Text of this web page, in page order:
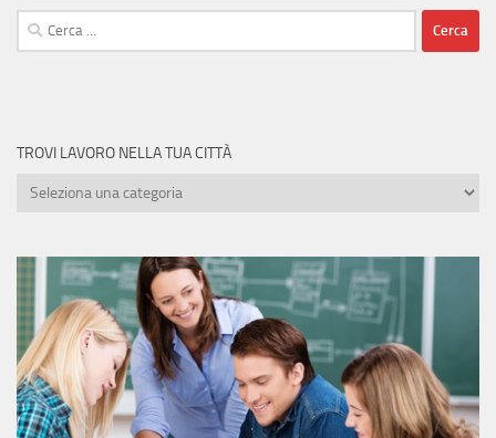
Ricerca
per:
TROVI LAVORO NELLA TUA CITTÀ
Trovi
tua
città